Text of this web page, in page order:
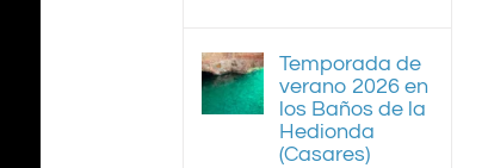
Temporada de
verano 2026 en
los Baños de la
Hedionda
(Casares)